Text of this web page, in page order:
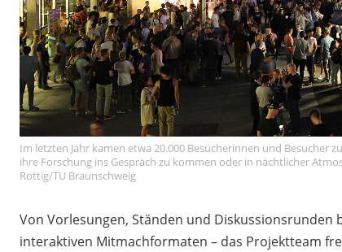
Im letzten Jahr kamen etwa 20.000 Besucherinnen und
ihre Forschung ins Gespräch zu kommen oder in nächtlicher
Rottig/TU Braunschweig
Von Vorlesungen, Ständen und
interaktiven Mitmachformaten – das Projektteam